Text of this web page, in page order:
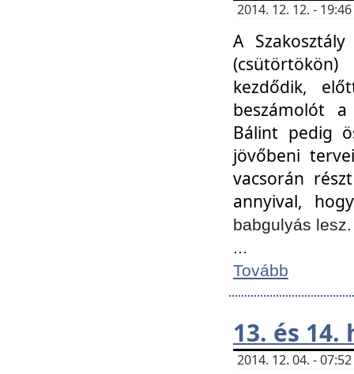
2014. 12. 12. -
A
kezdődik,
beszámolót
Bálint pedig
jövőbeni
vacsorán
annyival,
babgulyás
...
Tovább
13. és
2014. 12. 04. -